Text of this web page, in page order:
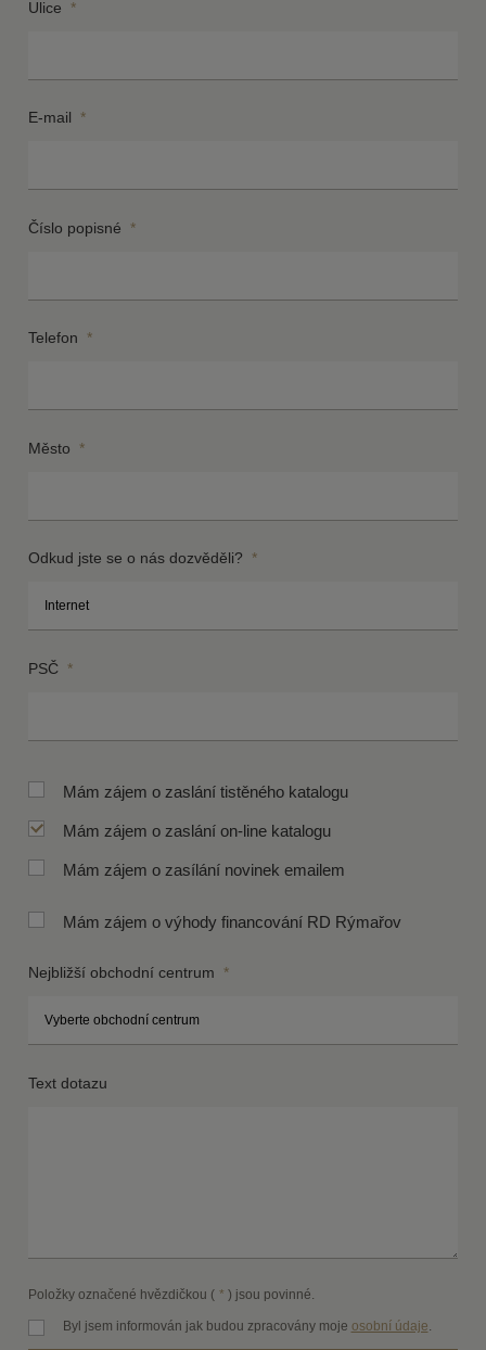
Ulice *
E-mail *
Číslo popisné *
Telefon *
Město *
Odkud jste se o nás dozvěděli? *
PSČ *
Mám zájem o zaslání tistěného katalogu
Mám zájem o zaslání on-line katalogu
Mám zájem o zasílání novinek emailem
Mám zájem o výhody financování RD Rýmařov
Nejbližší obchodní centrum *
Text dotazu
Položky označené hvězdičkou ( * ) jsou povinné.
Byl jsem informován jak budou zpracovány moje osobní údaje.